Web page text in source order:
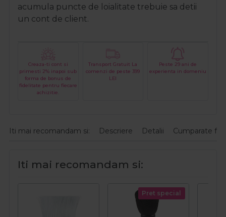
acumula puncte de loialitate trebuie sa detii
un cont de client.
Creaza-ti cont si
primesti 2% inapoi sub
forma de bonus de
fidelitate pentru fiecare
achizitie.
Transport Gratuit La
comenzi de peste 399
LEI
Peste 29 ani de
experienta in domeniu
Iti mai recomandam si: Descriere Detalii Cumparate
Iti mai recomandam si:
Pret special